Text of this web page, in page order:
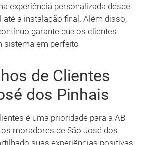
experiência personalizada desde
a instalação final. Além disso,
garante que os clientes
sistema em perfeito
de Clientes
dos Pinhais
é uma prioridade para a AB
moradores de São José dos
suas experiências positivas